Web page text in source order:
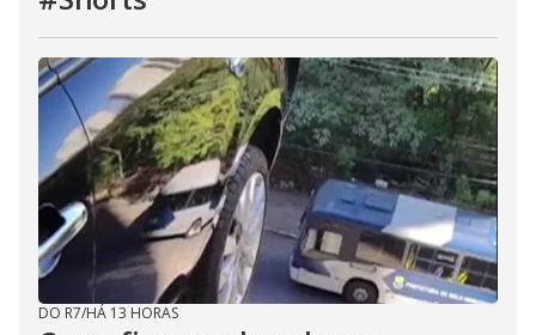
DO R7/HÁ 13 HORAS